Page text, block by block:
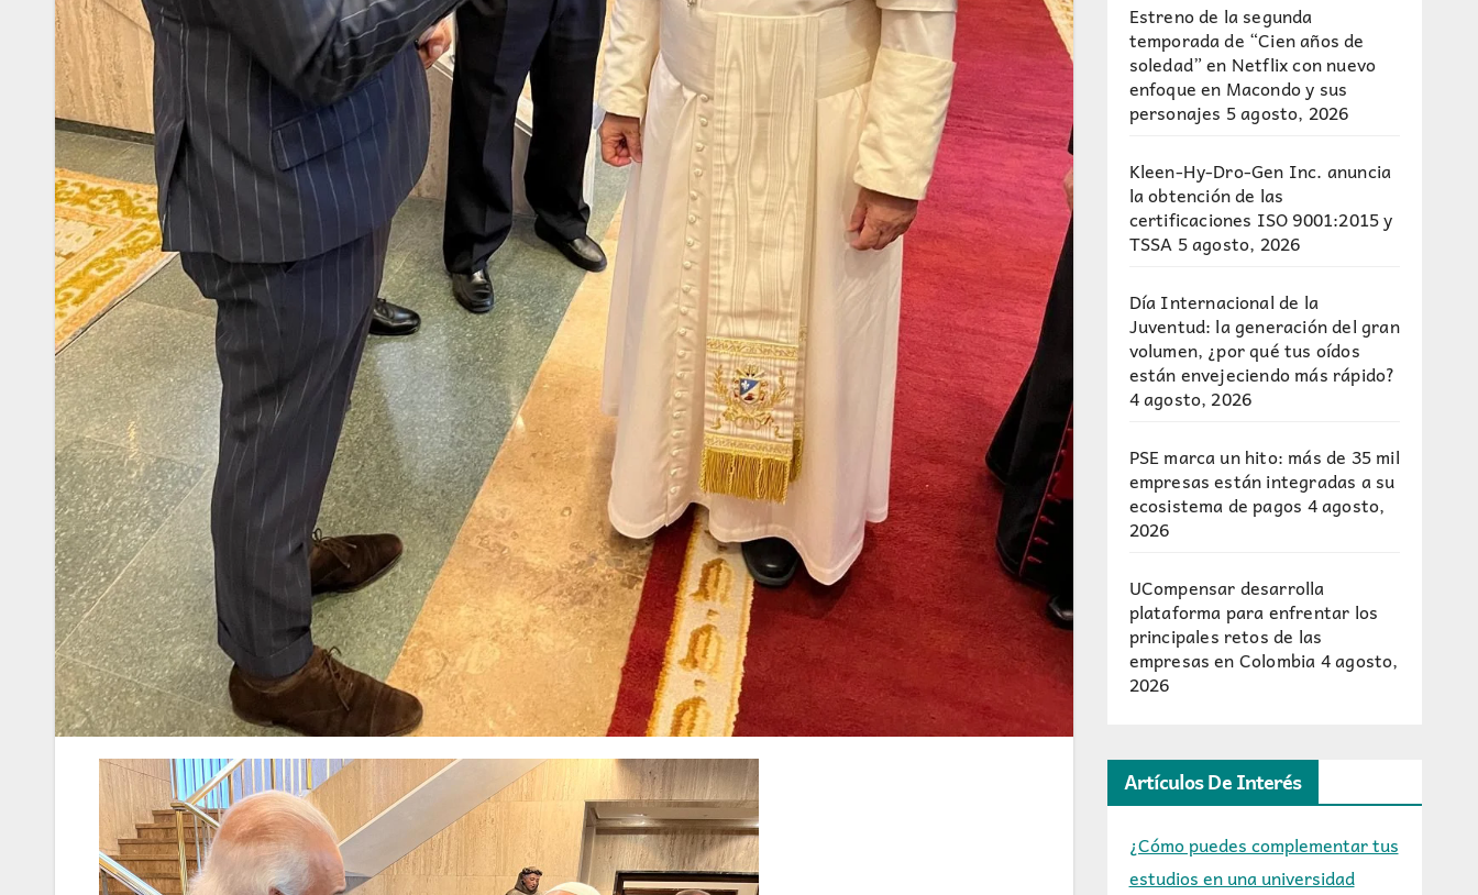
Estreno de la segunda
temporada de “Cien años de
soledad” en Netflix con nuevo
enfoque en Macondo y sus
personajes 5 agosto, 2026
Kleen-Hy-Dro-Gen Inc. anuncia
la obtención de las
certificaciones ISO 9001:2015 y
TSSA 5 agosto, 2026
Día Internacional de la
Juventud: la generación del gran
volumen, ¿por qué tus oídos
están envejeciendo más rápido?
4 agosto, 2026
PSE marca un hito: más de 35 mil
empresas están integradas a su
ecosistema de pagos 4 agosto,
2026
UCompensar desarrolla
plataforma para enfrentar los
principales retos de las
empresas en Colombia4 agosto,
2026
Artículos De Interés
¿Cómo puedes complementar tus
estudios en una universidad